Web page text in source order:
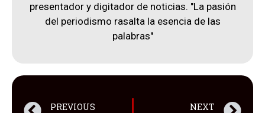
presentador y digitador de noticias. "La pasión
del periodismo rasalta la esencia de las
palabras"
PREVIOUS NEXT